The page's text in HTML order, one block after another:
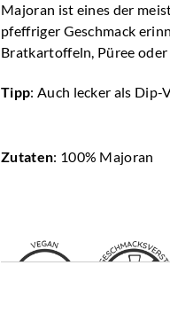
Majoran ist eines der
pfeffriger Geschmack
Bratkartoffeln, Püree
Tipp: Auch lecker als Dip-
Zutaten: 100% Majoran